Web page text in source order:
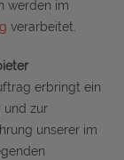
werden im
verarbeitet.
erbringt ein
und zur
unserer im